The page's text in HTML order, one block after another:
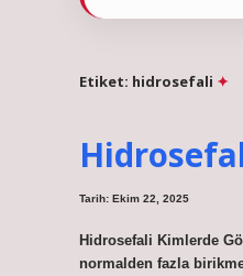
Etiket: hidrosefali
Tarih: Ekim 22, 2025
Hidrosefali Kimlerde
normalden fazla